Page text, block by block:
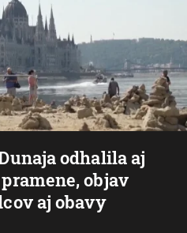
odhalila aj
objav
aj obavy